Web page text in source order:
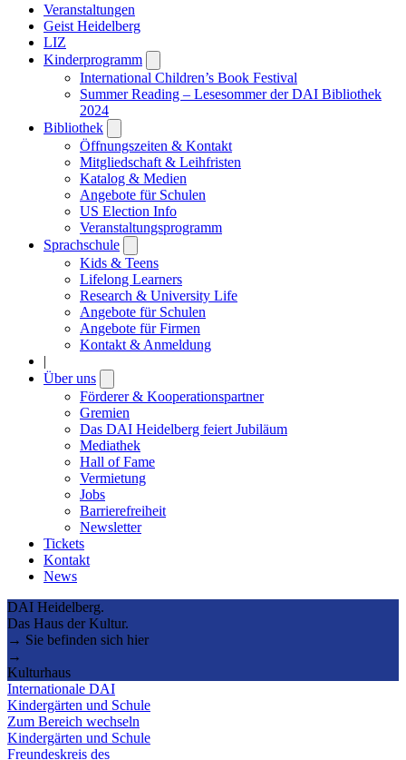
Veranstaltungen
Geist Heidelberg
LIZ
Kinderprogramm
submenu
International Children’s Book Festival
Summer Reading – Lesesommer der DAI Bibliothek
2024
Bibliothek
submenu
Öffnungszeiten & Kontakt
Mitgliedschaft & Leihfristen
Katalog & Medien
Angebote für Schulen
US Election Info
Veranstaltungsprogramm
Sprachschule
submenu
Kids & Teens
Lifelong Learners
Research & University Life
Angebote für Schulen
Angebote für Firmen
Kontakt & Anmeldung
|
Über uns
submenu
Förderer & Kooperationspartner
Gremien
Das DAI Heidelberg feiert Jubiläum
Mediathek
Hall of Fame
Vermietung
Jobs
Barrierefreiheit
Newsletter
Tickets
Kontakt
News
DAI Heidelberg.
Das Haus der Kultur.
→ Sie befinden sich hier
→
Kulturhaus
Internationale DAI
Kindergärten und Schule
Zum Bereich wechseln
Kindergärten und Schule
Freundeskreis des